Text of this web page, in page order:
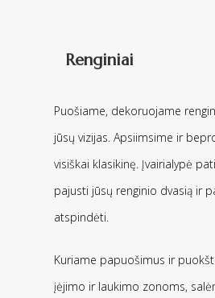
Renginiai
Puošiame, dekoruojame
jūsų vizijas. Apsiimsime ir
visiškai klasikinę. Įvairialypė
pajusti jūsų renginio dvasią ir
atspindėti.
Kuriame papuošimus ir
įėjimo ir laukimo zonoms,